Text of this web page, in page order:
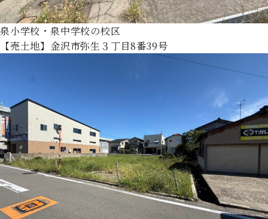
泉小学校・泉中学校の校区
【売土地】金沢市弥生３丁目8番39号